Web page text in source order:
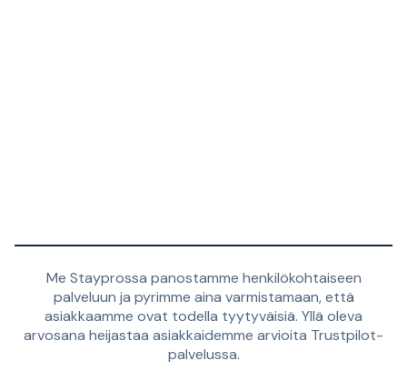
Me Stayprossa panostamme henkilökohtaiseen
palveluun ja pyrimme aina varmistamaan, että
asiakkaamme ovat todella tyytyväisiä. Yllä oleva
arvosana heijastaa asiakkaidemme arvioita Trustpilot-
palvelussa.